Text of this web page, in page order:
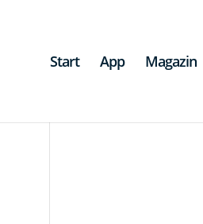
Start App Magazin